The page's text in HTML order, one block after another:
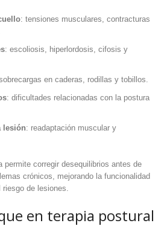
: tensiones musculares, contracturas
: escoliosis, hiperlordosis, cifosis y
en caderas, rodillas y tobillos.
: dificultades relacionadas con la postura
lesión: readaptación muscular y
permite corregir desequilibrios antes de
crónicos, mejorando la funcionalidad
riesgo de lesiones.
en terapia postural